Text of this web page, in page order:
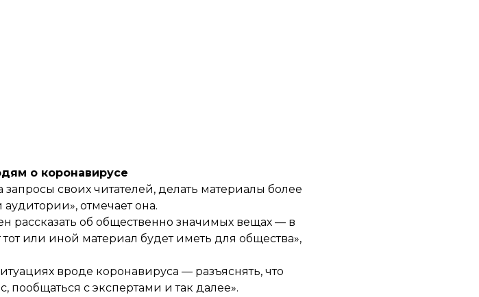
о коронавирусе
своих читателей, делать материалы более
отмечает она.
рассказать об общественно значимых вещах — в
тот или иной материал будет иметь для общества»,
вроде коронавируса — разъяснять, что
с экспертами и так далее».